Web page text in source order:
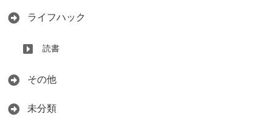
ライフハック
読書
その他
未分類